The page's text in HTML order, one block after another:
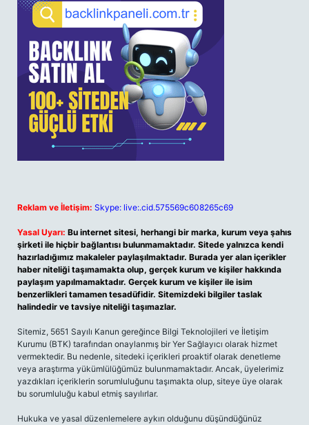
Reklam ve İletişim: Skype: live:.cid.575569c608265c69
Yasal Uyarı: Bu internet sitesi, herhangi bir marka, kurum veya şahıs
şirketi ile hiçbir bağlantısı bulunmamaktadır. Sitede yalnızca kendi
hazırladığımız makaleler paylaşılmaktadır. Burada yer alan içerikler
haber niteliği taşımamakta olup, gerçek kurum ve kişiler hakkında
paylaşım yapılmamaktadır. Gerçek kurum ve kişiler ile isim
benzerlikleri tamamen tesadüfidir. Sitemizdeki bilgiler taslak
halindedir ve tavsiye niteliği taşımazlar.
Sitemiz, 5651 Sayılı Kanun gereğince Bilgi Teknolojileri ve İletişim
Kurumu (BTK) tarafından onaylanmış bir Yer Sağlayıcı olarak hizmet
vermektedir. Bu nedenle, sitedeki içerikleri proaktif olarak denetleme
veya araştırma yükümlülüğümüz bulunmamaktadır. Ancak, üyelerimiz
yazdıkları içeriklerin sorumluluğunu taşımakta olup, siteye üye olarak
bu sorumluluğu kabul etmiş sayılırlar.
Hukuka ve yasal düzenlemelere aykırı olduğunu düşündüğünüz